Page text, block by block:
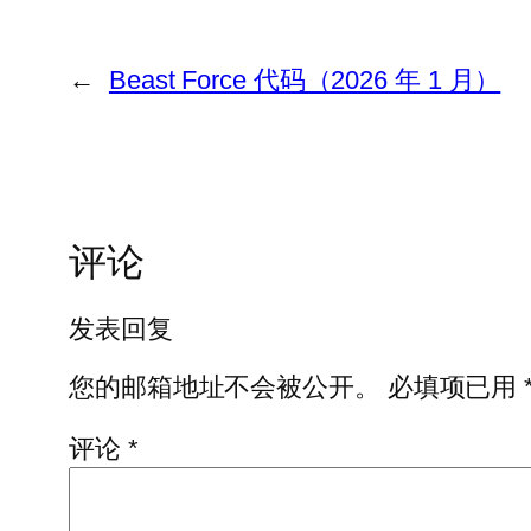
← Beast Force 代码（2026 年 1 月）
评论
发表回复
您的邮箱地址不会被公开。
必填项已用
评论 *